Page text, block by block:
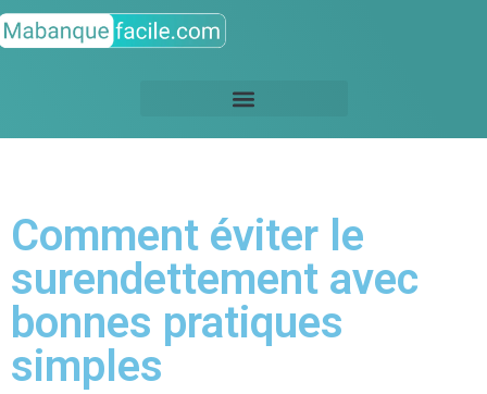
Comment éviter le
surendettement avec
bonnes pratiques
simples